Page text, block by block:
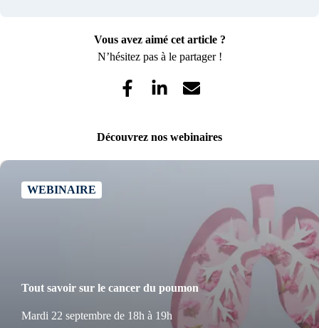
Vous avez aimé cet article ?
N’hésitez pas à le partager !
Découvrez nos webinaires
WEBINAIRE
Tout savoir sur le cancer du poumon
Mardi 22 septembre de 18h à 19h